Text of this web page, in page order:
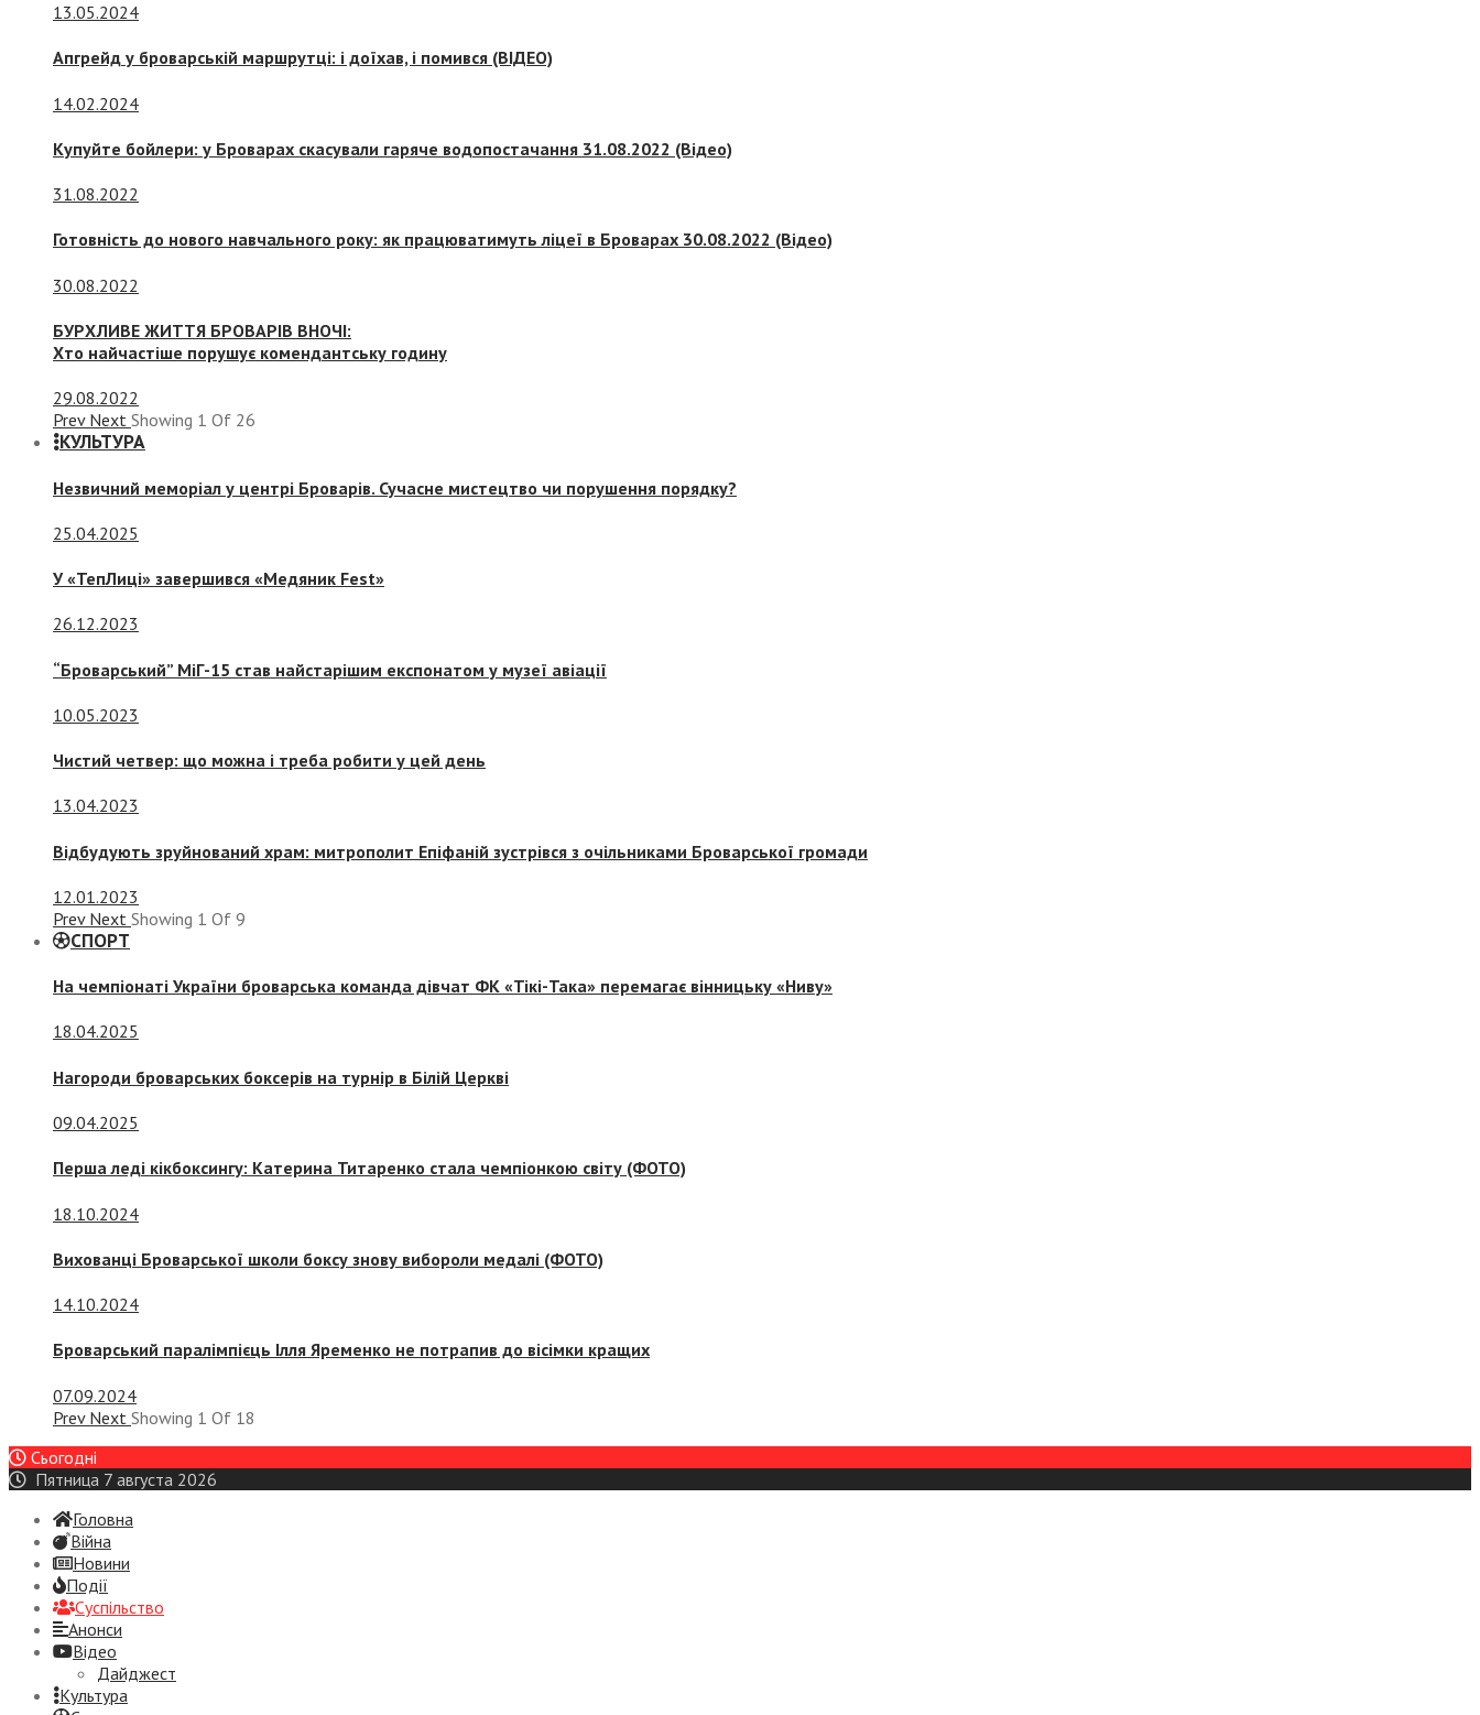
13.05.2024
Апгрейд у броварській маршрутці: і доїхав, і помився (ВІДЕО)
14.02.2024
Купуйте бойлери: у Броварах скасували гаряче водопостачання 31.08.2022 (Відео)
31.08.2022
Готовність до нового навчального року: як працюватимуть ліцеї в Броварах 30.08.2022 (Відео)
30.08.2022
БУРХЛИВЕ ЖИТТЯ БРОВАРІВ ВНОЧІ:
Хто найчастіше порушує комендантську годину
29.08.2022
Prev Next Showing 1 Of 26
КУЛЬТУРА
Незвичний меморіал у центрі Броварів. Сучасне мистецтво чи порушення порядку?
25.04.2025
У «ТепЛиці» завершився «Медяник Fest»
26.12.2023
“Броварський” МіГ-15 став найстарішим експонатом у музеї авіації
10.05.2023
Чистий четвер: що можна і треба робити у цей день
13.04.2023
Відбудують зруйнований храм: митрополит Епіфаній зустрівся з очільниками Броварської громади
12.01.2023
Prev Next Showing 1 Of 9
СПОРТ
На чемпіонаті України броварська команда дівчат ФК «Тікі-Така» перемагає вінницьку «Ниву»
18.04.2025
Нагороди броварських боксерів на турнір в Білій Церкві
09.04.2025
Перша леді кікбоксингу: Катерина Титаренко стала чемпіонкою світу (ФОТО)
18.10.2024
Вихованці Броварської школи боксу знову вибороли медалі (ФОТО)
14.10.2024
Броварський паралімпієць Ілля Яременко не потрапив до вісімки кращих
07.09.2024
Prev Next Showing 1 Of 18
Сьогодні
Пятница 7 августа 2026
Головна
Війна
Новини
Події
Суспiльство
Анонси
Відео
Дайджест
Культура